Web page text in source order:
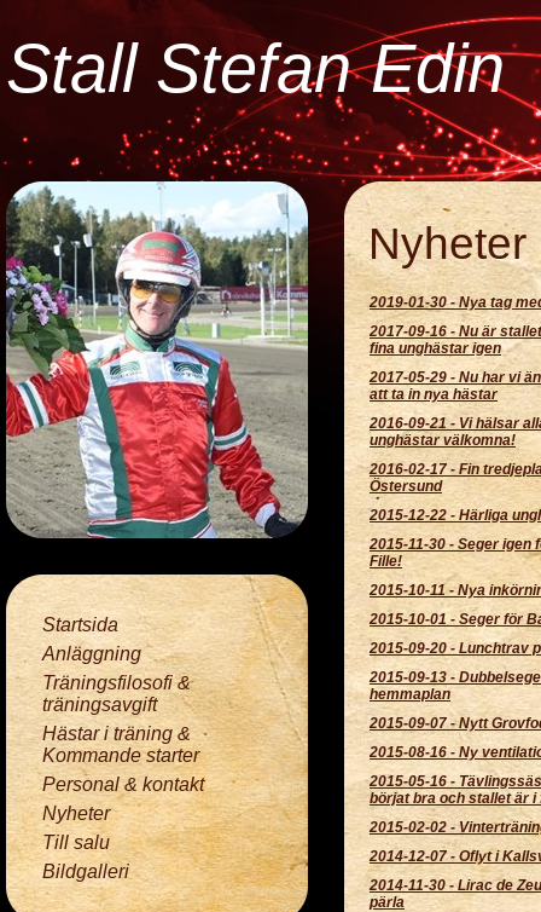
Stall Stefan Edin
Startsida
Anläggning
Träningsfilosofi &
träningsavgift
Hästar i träning &
Kommande starter
Personal & kontakt
Nyheter
Till salu
Bildgalleri
Nyheter
2019-01-30- Nya tag
2017-09-16 -Nu är
fina unghästar igen
2017-05-29 - Nu har vi
att ta in nya hästar
2016-09-21 - Vi hälsar
unghästar välkomna!
2016-02-17- Fin
Östersund
2015-12-22 - Härliga
2015-11-30- Seger igen
Fille!
2015-10-11-Nya
2015-10-01 - Seger för
2015-09-20 - Lunchtrav
2015-09-13 -
hemmaplan
2015-09-07-Nytt
2015-08-16 - Ny
2015-05-16 -
börjat bra och stallet är i
2015-02-02 -
2014-12-07- Oflyt i
2014-11-30 -Lirac de
pärla